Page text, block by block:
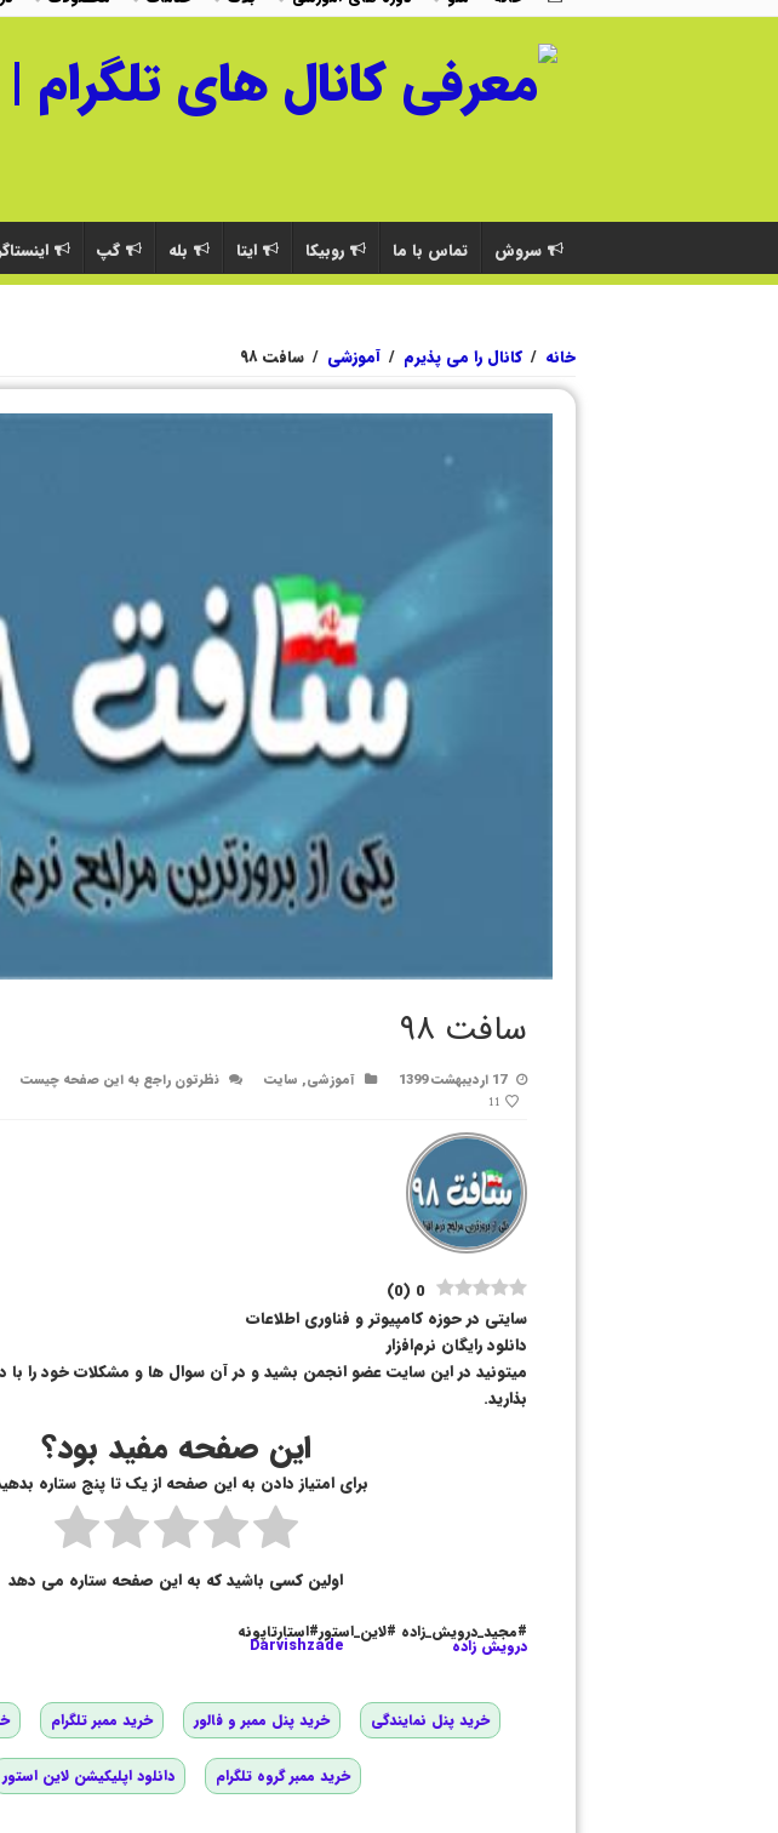
سروش تماس با ما روبیکا ایتا بله گپ
خانه / کانال را می پذیرم / آموزشی / سافت ۹۸
سافت ۹۸
17 اردیبهشت 1399 آموزشی, سایت نظرتون راجع به این صفحه چیست
11
0
(
0
)
سایتی در حوزه کامپیوتر و فناوری اطلاعات
دانلود رایگان نرم‌افزار
میتونید در این سایت عضو انجمن بشید و در آن سوال ها و مشکلات خود را با
بذارید.
این صفحه مفید بود؟
برای امتیاز دادن به این صفحه از یک تا پنج ستاره
اولین کسی باشید که به این صفحه ستاره می دهد
#مجید_درویش_زاده #لاین_استور#استارتاپونه
درویش زاده Darvishzade
خرید پنل نمایندگی خرید پنل ممبر و فالور خرید ممبر تلگرام
خرید ممبر گروه تلگرام دانلود اپلیکیشن لاین استور